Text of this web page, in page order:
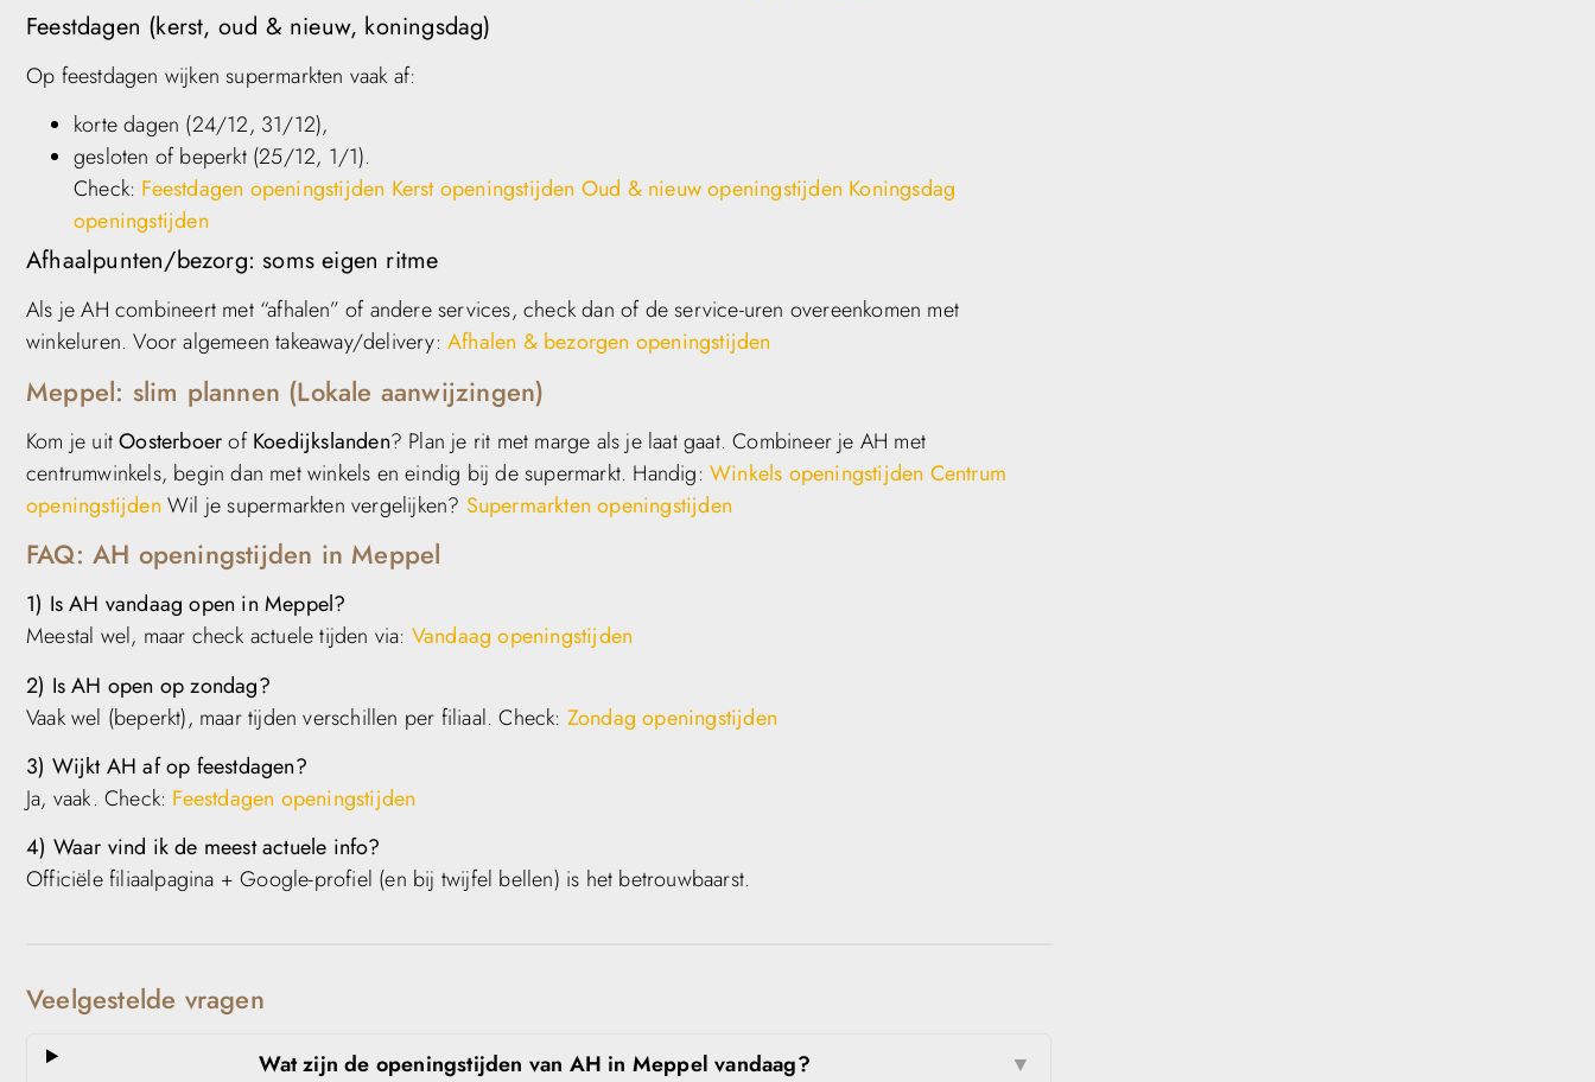
Feestdagen (kerst, oud & nieuw, koningsdag)
Op feestdagen wijken supermarkten vaak af:
korte dagen (24/12, 31/12),
gesloten of beperkt (25/12, 1/1).
Check: Feestdagen openingstijden Kerst openingstijden Oud & nieuw openingstijden Koningsdag
openingstijden
Afhaalpunten/bezorg: soms eigen ritme
Als je AH combineert met “afhalen” of andere services, check dan of de service-uren overeenkomen met
winkeluren. Voor algemeen takeaway/delivery:Afhalen & bezorgen openingstijden
Meppel: slim plannen (Lokale aanwijzingen)
Kom je uitOosterboerofKoedijkslanden? Plan je rit met marge als je laat gaat. Combineer je AH met
centrumwinkels, begin dan met winkels en eindig bij de supermarkt. Handig:Winkels openingstijden Centrum
openingstijden Wil je supermarkten vergelijken? Supermarkten openingstijden
FAQ: AH openingstijden in Meppel
1) Is AH vandaag open in Meppel?
Meestal wel, maar check actuele tijden via: Vandaag openingstijden
2) Is AH open op zondag?
Vaak wel (beperkt), maar tijden verschillen per filiaal. Check: Zondag openingstijden
3) Wijkt AH af op feestdagen?
Ja, vaak. Check: Feestdagen openingstijden
4) Waar vind ik de meest actuele info?
Officiële filiaalpagina + Google-profiel (en bij twijfel bellen) is het betrouwbaarst.
Veelgestelde vragen
Wat zijn de openingstijden van AH in Meppel vandaag? ▼